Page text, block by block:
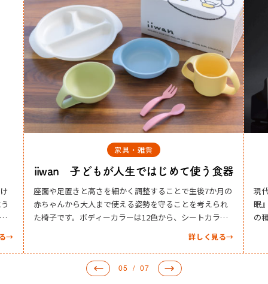
めて使う食器
ことで生後7か月の
ることを考えられ
ら、シートカラー
DENBA
現代人の多くが、何らしかの不調を抱えています
眠』『やる気がでない（だるい）』『加齢』など
の種類はさまざま。 始まりは、単極の電場空間内
05  /  07